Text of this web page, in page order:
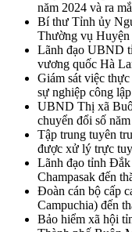
năm 2024 và ra
Bí thư Tỉnh ủy
Thường vụ Huyện
Lãnh đạo UBND
vương quốc Hà
Giám sát việc
sự nghiệp công
UBND Thị xã
chuyển đổi số
Tập trung tuyên
được xử lý trực
Lãnh đạo tỉnh Đắk
Champasak đến
Đoàn cán bộ cấp
Campuchia) đến
Bảo hiểm xã hội